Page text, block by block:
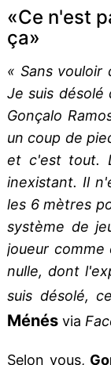
«Ce n'est
ça»
« Sans vouloir
Je suis désolé
Gonçalo
un coup de
et c'est tout.
inexistant. Il
les 6 mètres
système de
joueur
nulle, dont
suis désolé,
Ménés via
Selon vous,